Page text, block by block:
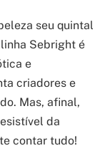
seu quintal
Sebright é
e
criadores e
Mas, afinal,
da
contar tudo!